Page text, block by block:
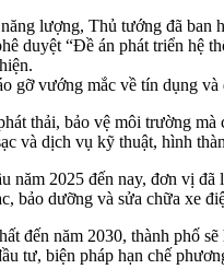
lượng, Thủ tướng đã
duyệt “Đề án phát triển
gỡ vướng mắc về tín dụng
thải, bảo vệ môi trường
và dịch vụ kỹ thuật, hình
2025 đến nay, đơn vị đã
bảo dưỡng và sửa chữa xe
đến năm 2030, thành phố
tư, biện pháp hạn chế